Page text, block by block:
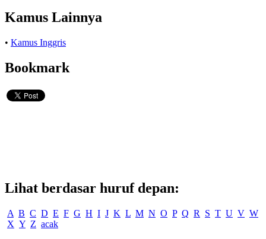
Kamus Lainnya
• Kamus Inggris
Bookmark
Lihat berdasar huruf depan:
A B C D E F G H I J K L M N O P Q R S T U V W
X Y Z acak